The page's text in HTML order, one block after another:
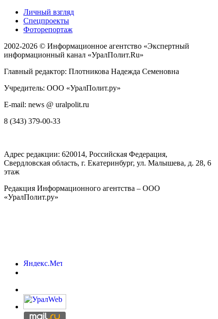
Личный взгляд
Спецпроекты
Фоторепортаж
2002-2026 © Информационное агентство «Экспертный
информационный канал «УралПолит.Ru»
Главный редактор: Плотникова Надежда Семеновна
Учредитель: ООО «УралПолит.ру»
E-mail: news @ uralpolit.ru
8 (343) 379-00-33
Адрес редакции: 620014, Российская Федерация,
Свердловская область, г. Екатеринбург, ул. Малышева, д. 28, 6
этаж
Редакция Информационного агентства – ООО
«УралПолит.ру»